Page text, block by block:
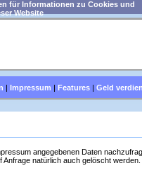
für Informationen zu Cookies und
Website
| Impressum | Features | Geld
angegebenen Daten
natürlich auch gelöscht werden.